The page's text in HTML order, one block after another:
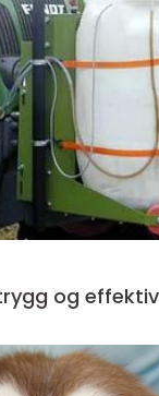
og